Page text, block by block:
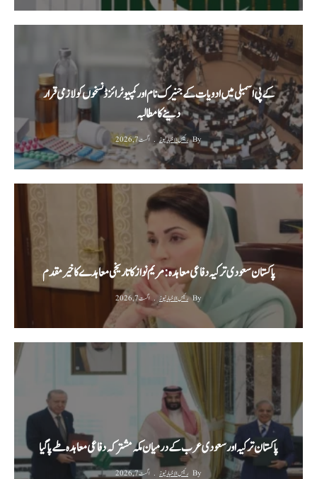
کے پی اسمبلی میں ادویات کے جنیرک نام اور کمپیوٹرائزڈ نسخوں کو لازمی قرار
دینے کا مطالبہ
By رئیس الاخبار نیوز اگست 7, 2026
پاکستان سعودی ترکیہ دفاعی معاہدہ: مریم نواز کا تاریخی معاہدے کا خیرمقدم
By رئیس الاخبار نیوز اگست 7, 2026
پاکستان ترکیہ اور سعودی عرب کے درمیان مکہ مشترکہ دفاعی معاہدہ طے پا گیا
By رئیس الاخبار نیوز اگست 7, 2026